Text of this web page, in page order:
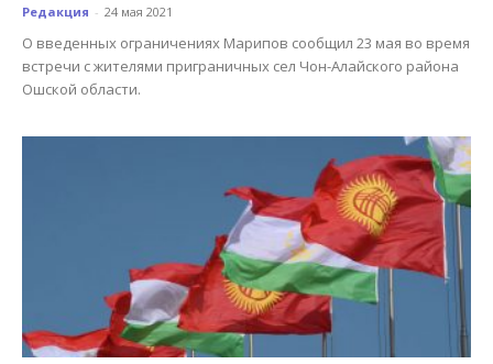
Редакция - 24 мая 2021
О введенных ограничениях Марипов сообщил 23 мая во время
встречи с жителями приграничных сел Чон-Алайского района
Ошской области.